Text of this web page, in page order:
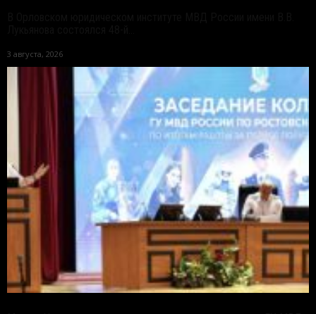
3 августа, 2026